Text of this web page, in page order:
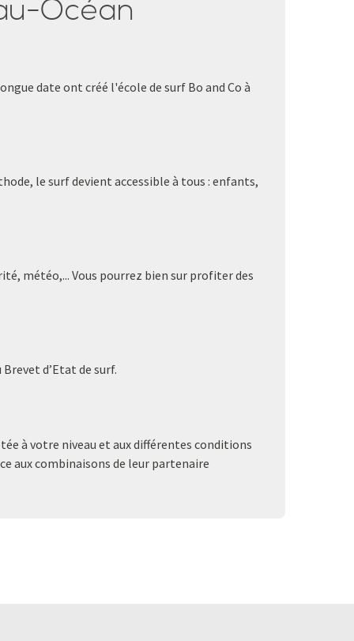
Océan
date ont créé l'école de surf Bo and Co à
le surf devient accessible à tous : enfants,
météo,... Vous pourrez bien sur profiter des
d’Etat de surf.
à votre niveau et aux différentes conditions
aux combinaisons de leur partenaire